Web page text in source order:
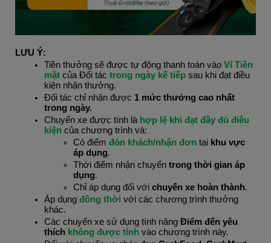
LƯU Ý:
Tiền thưởng sẽ được tự động thanh toán vào Ví Tiền
mặt của Đối tác trong ngày kế tiếp sau khi đạt điều
kiện nhận thưởng.
Đối tác chỉ nhận được 1 mức thưởng cao nhất
trong ngày.
Chuyến xe được tính là hợp lệ khi đạt đầy đủ điều
kiện của chương trình và:
Có điểm đón khách/nhận đơn tại khu vực
áp dụng.
Thời điểm nhận chuyến trong thời gian áp
dụng.
Chỉ áp dụng đối với chuyến xe hoàn thành.
Áp dụng đồng thời với các chương trình thưởng
khác.
Các chuyến xe sử dụng tính năng Điểm đến yêu
thích không được tính vào chương trình này.